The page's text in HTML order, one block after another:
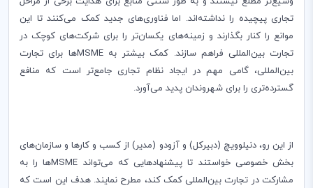
تجاری پیچیده را نداشته‌اند. اما فناوری‌های جدید کمک می‌کنند تا این
موانع را کنار بگذارند و زمینه‌های یکسان‌تر را برای شرکت‌های کوچک در
تجارت بین‌المللی فراهم سازند. کمک بیشتر بهMSMEها برای تجارت
بین‌المللی، گامی مهم در ایجاد نظام تجاری جامع‌تر است که منافع
گسترده‌تری را برای شهروندان پدید می‌آورد.
از این رو، دنیلوویچ (دبیرکل) و آزودو (مدیر) از کسب و کارها و سازمان‌های
بخش خصوصی خواستند تا پیشنهادهایی که می‌تواند MSMEها را به
مشارکت در تجارت بین‌المللی کمک کند، مطرح نمایند. هدف این است که